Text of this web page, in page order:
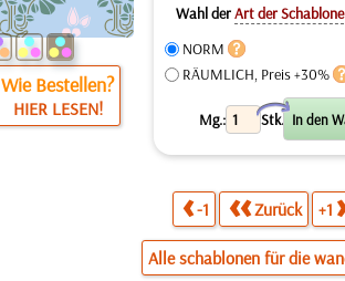
Wie Bestellen?
HIER LESEN!
Wahl derArt der Schablone
NORM
RÄUMLICH, Preis +30%
Mg.: Stk.
X
-1 Zurück +1
Alle schablonen für die